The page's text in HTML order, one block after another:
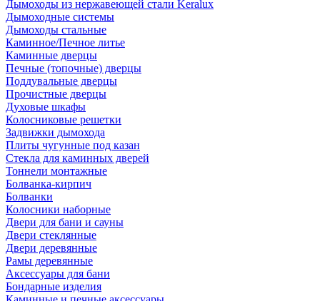
Дымоходы из нержавеющей стали Keralux
Дымоходные системы
Дымоходы стальные
Каминное/Печное литье
Каминные дверцы
Печные (топочные) дверцы
Поддувальные дверцы
Прочистные дверцы
Духовые шкафы
Колосниковые решетки
Задвижки дымохода
Плиты чугунные под казан
Стекла для каминных дверей
Тоннели монтажные
Болванка-кирпич
Болванки
Колосники наборные
Двери для бани и сауны
Двери стеклянные
Двери деревянные
Рамы деревянные
Аксессуары для бани
Бондарные изделия